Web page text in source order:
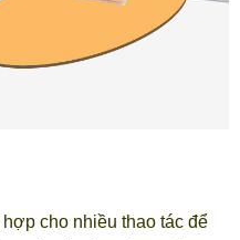
cho nhiều thao tác để